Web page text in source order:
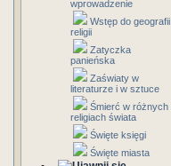
wprowadzenie
Wstęp do geografii
religii
Zatyczka
panieńska
Zaświaty w
literaturze i w sztuce
Śmierć w różnych
religiach świata
Święte księgi
Święte miasta